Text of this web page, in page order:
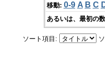
移動: 0-9 A B C
あるいは、最初の
ソート項目: